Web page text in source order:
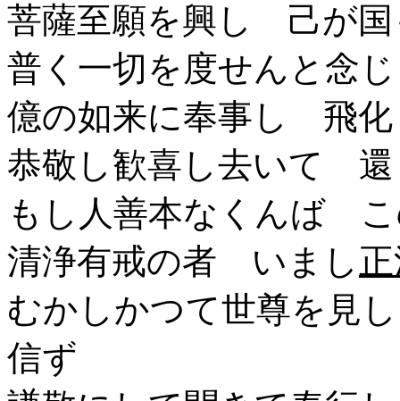
菩薩至願を興し 己が国
普く一切を度せんと念
億の如来に奉事し 飛化
恭敬し歓喜し去いて 還
もし人善本なくんば
清浄有戒の者 いまし
むかしかつて世尊を見
信ず